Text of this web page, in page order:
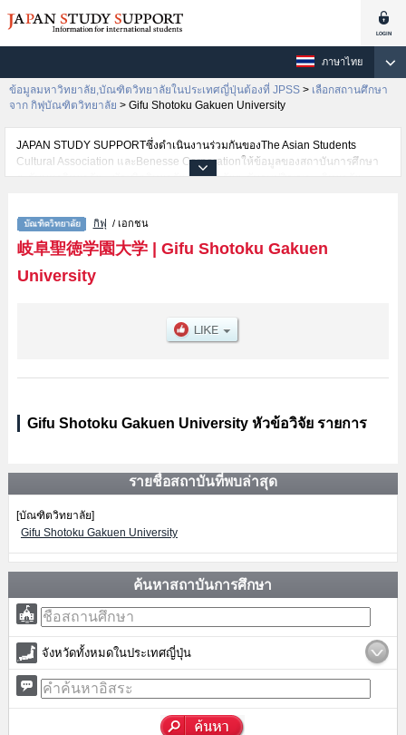
ภาษาไทย
ข้อมูลมหาวิทยาลัย,บัณฑิตวิทยาลัยในประเทศญี่ปุ่นต้องที่ JPSS > เลือกสถานศึกษา
จาก กิฟุบัณฑิตวิทยาลัย > Gifu Shotoku Gakuen University
JAPAN STUDY SUPPORTซึ่งดำเนินงานร่วมกันของThe Asian Students
Cultural Association และBenesse Corporationให้ข้อมูลของสถาบันการศึกษา
ระดับมหาวิทยาลัย・บัณฑิตวิทยาลัย・วิทยาลัยระดับอนุปริญญา・วิทยาลัย
นักศึกษาต่างชาติเช่น เป็นต้น,ข้อมูลของแต่ละสาขาวิจัย,ข้อมูลการสอบคัดเลือก
เข้าศึกษาเช่นจำนวนคนที่รับสมัครหรือจำนวนคนที่ผ่านการสอบคัดเลือก
เป็นต้น,แนะนำสถานที่,การเดินทางเป็นต้นไว้ด้วยดังนั้นขอเชิญใช้บริการค้นหา
ข้อมูลตามอัธยาศัย
กิฟุ / เอกชน
岐阜聖徳学園大学| Gifu Shotoku Gakuen
University
Gifu Shotoku Gakuen University หัวข้อวิจัย รายการ
รายชื่อสถาบันที่พบล่าสุด
[บัณฑิตวิทยาลัย]
Gifu Shotoku Gakuen University
ค้นหาสถาบันการศึกษา
จังหวัดทั้งหมดในประเทศญี่ปุ่น